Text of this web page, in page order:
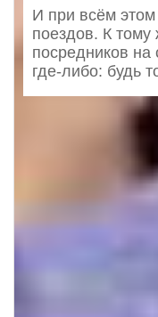
И при всём
поездов. К тому
посредников на
где-либо: будь